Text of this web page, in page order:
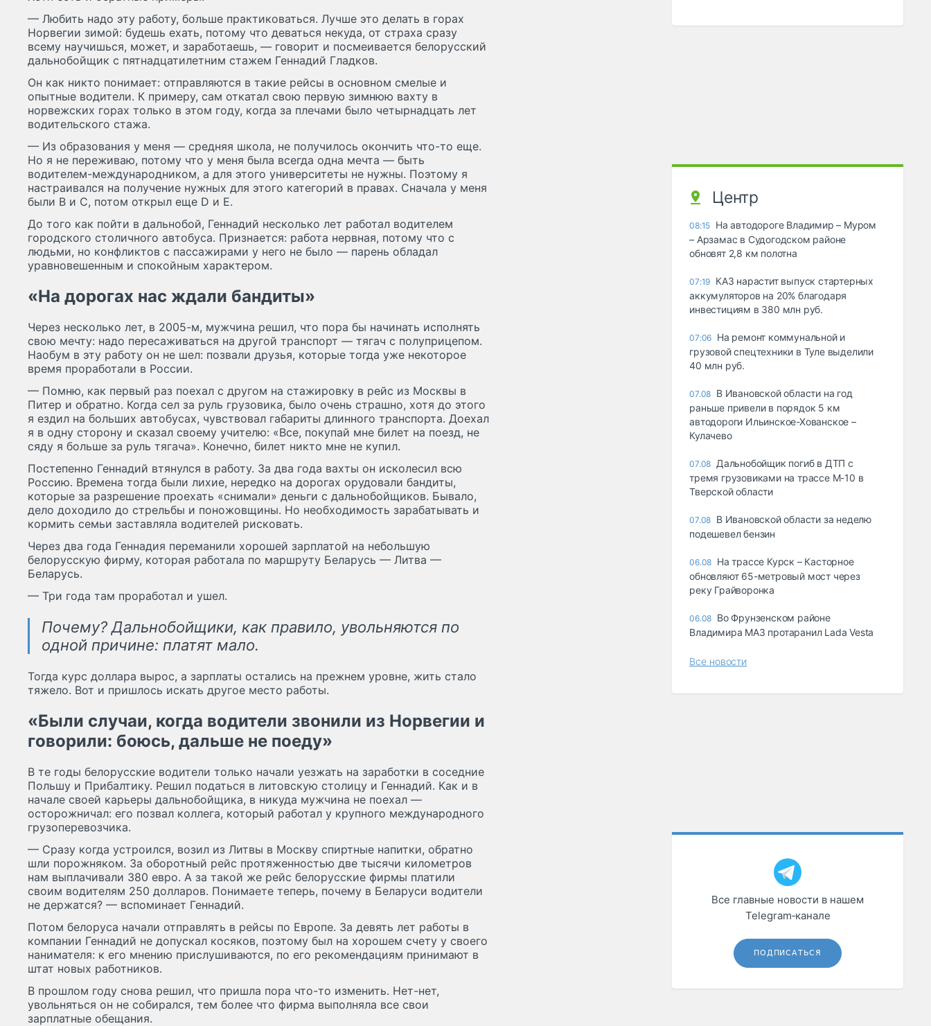
— Любить надо эту работу, больше практиковаться. Лучше это делать в горах
Норвегии зимой: будешь ехать, потому что деваться некуда, от страха сразу
всему научишься, может, и заработаешь, — говорит и посмеивается белорусский
дальнобойщик с пятнадцатилетним стажем Геннадий Гладков.
Он как никто понимает: отправляются в такие рейсы в основном смелые и
опытные водители. К примеру, сам откатал свою первую зимнюю вахту в
норвежских горах только в этом году, когда за плечами было четырнадцать лет
водительского стажа.
— Из образования у меня — средняя школа, не получилось окончить что-то еще.
Но я не переживаю, потому что у меня была всегда одна мечта — быть
водителем-международником, а для этого университеты не нужны. Поэтому я
настраивался на получение нужных для этого категорий в правах. Сначала у меня
были В и С, потом открыл еще D и Е.
До того как пойти в дальнобой, Геннадий несколько лет работал водителем
городского столичного автобуса. Признается: работа нервная, потому что с
людьми, но конфликтов с пассажирами у него не было — парень обладал
уравновешенным и спокойным характером.
«На дорогах нас ждали бандиты»
Через несколько лет, в 2005-м, мужчина решил, что пора бы начинать исполнять
свою мечту: надо пересаживаться на другой транспорт — тягач с полуприцепом.
Наобум в эту работу он не шел: позвали друзья, которые тогда уже некоторое
время проработали в России.
— Помню, как первый раз поехал с другом на стажировку в рейс из Москвы в
Питер и обратно. Когда сел за руль грузовика, было очень страшно, хотя до этого
я ездил на больших автобусах, чувствовал габариты длинного транспорта. Доехал
я в одну сторону и сказал своему учителю: «Все, покупай мне билет на поезд, не
сяду я больше за руль тягача». Конечно, билет никто мне не купил.
Постепенно Геннадий втянулся в работу. За два года вахты он исколесил всю
Россию. Времена тогда были лихие, нередко на дорогах орудовали бандиты,
которые за разрешение проехать «снимали» деньги с дальнобойщиков. Бывало,
дело доходило до стрельбы и поножовщины. Но необходимость зарабатывать и
кормить семьи заставляла водителей рисковать.
Через два года Геннадия переманили хорошей зарплатой на небольшую
белорусскую фирму, которая работала по маршруту Беларусь — Литва —
Беларусь.
— Три года там проработал и ушел.
Почему? Дальнобойщики, как правило, увольняются по
одной причине: платят мало.
Тогда курс доллара вырос, а зарплаты остались на прежнем уровне, жить стало
тяжело. Вот и пришлось искать другое место работы.
«Были случаи, когда водители звонили из Норвегии и
говорили: боюсь, дальше не поеду»
В те годы белорусские водители только начали уезжать на заработки в соседние
Польшу и Прибалтику. Решил податься в литовскую столицу и Геннадий. Как и в
начале своей карьеры дальнобойщика, в никуда мужчина не поехал —
осторожничал: его позвал коллега, который работал у крупного международного
грузоперевозчика.
— Сразу когда устроился, возил из Литвы в Москву спиртные напитки, обратно
шли порожняком. За оборотный рейс протяженностью две тысячи километров
нам выплачивали 380 евро. А за такой же рейс белорусские фирмы платили
своим водителям 250 долларов. Понимаете теперь, почему в Беларуси водители
не держатся? — вспоминает Геннадий.
Потом белоруса начали отправлять в рейсы по Европе. За девять лет работы в
компании Геннадий не допускал косяков, поэтому был на хорошем счету у своего
нанимателя: к его мнению прислушиваются, по его рекомендациям принимают в
штат новых работников.
В прошлом году снова решил, что пришла пора что-то изменить. Нет-нет,
увольняться он не собирался, тем более что фирма выполняла все свои
зарплатные обещания.
Центр
08:15 На автодороге Владимир – Муром
– Арзамас в Судогодском районе
обновят 2,8 км полотна
07:19 КАЗ нарастит выпуск стартерных
аккумуляторов на 20% благодаря
инвестициям в 380 млн руб.
07:06 На ремонт коммунальной и
грузовой спецтехники в Туле выделили
40 млн руб.
07.08 В Ивановской области на год
раньше привели в порядок 5 км
автодороги Ильинское-Хованское –
Кулачево
07.08 Дальнобойщик погиб в ДТП с
тремя грузовиками на трассе М-10 в
Тверской области
07.08 В Ивановской области за неделю
подешевел бензин
06.08 На трассе Курск – Касторное
обновляют 65-метровый мост через
реку Грайворонка
06.08 Во Фрунзенском районе
Владимира МАЗ протаранил Lada Vesta
Все новости
Все главные новости в нашем
Telegram‑канале
ПОДПИСАТЬСЯ